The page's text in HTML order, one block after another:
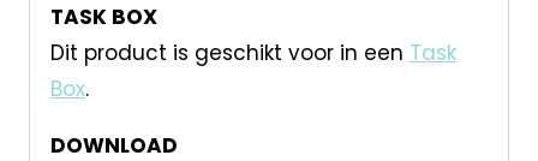
TASK BOX
Dit product is geschikt voor in een Task
Box.
DOWNLOAD